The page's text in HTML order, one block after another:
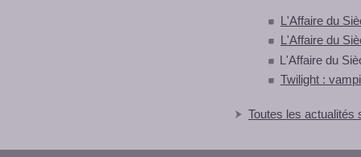
L'Affaire du
L'Affaire du
L'Affaire du
Twilight :
Toutes les actualités